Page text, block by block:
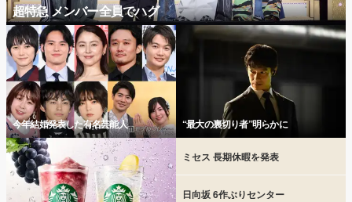
超特急 メンバー全員でハグ
今年結婚発表した有名芸能人 “最大の裏切り者”明らかに
ミセス 長期休暇を発表
日向坂 6作ぶりセンター